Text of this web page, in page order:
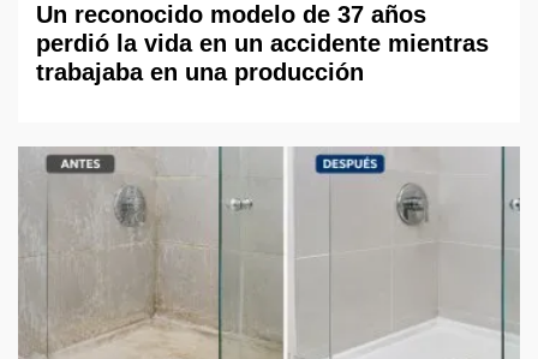
Un reconocido modelo de 37 años
perdió la vida en un accidente mientras
trabajaba en una producción